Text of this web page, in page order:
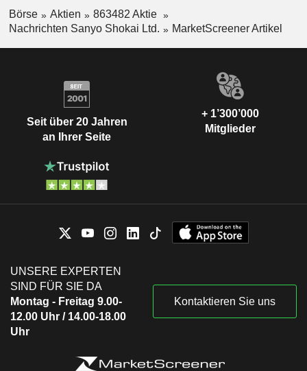
Börse Aktien
863482 Aktie
Nachrichten Sanyo Shokai Ltd.
MarketScreener Artikel
Seit über 20 Jahren
an Ihrer Seite
+ 1’300’000
Mitglieder
UNSERE EXPERTEN
SIND FÜR SIE DA
Montag - Freitag 9.00-
12.00 Uhr / 14.00-18.00
Uhr
Kontaktieren Sie uns